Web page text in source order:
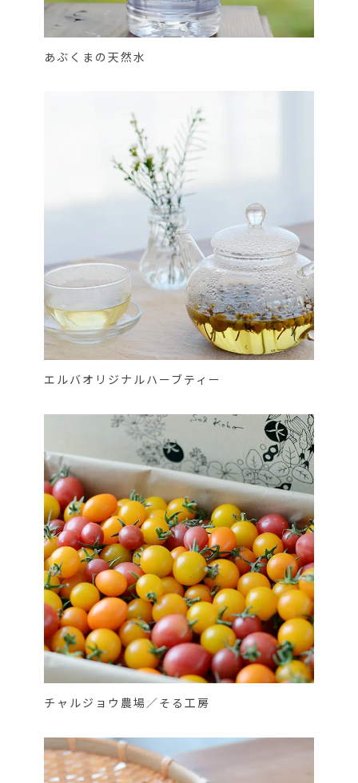
あぶくまの天然水
エルバオリジナルハーブティー
チャルジョウ農場／そる工房